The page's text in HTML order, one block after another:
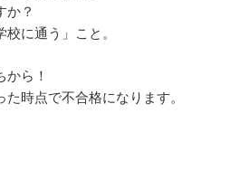
か？
に通う」こと。
ら！
た時点で不合格になります。